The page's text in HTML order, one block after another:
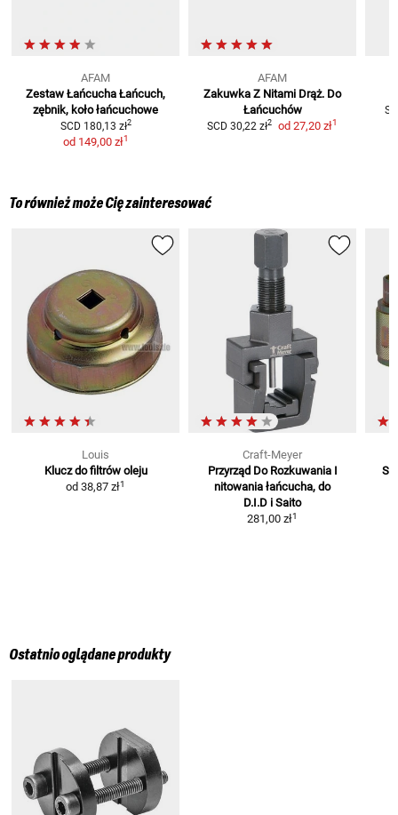
AFAM
Zestaw Łańcucha Łańcuch,
zębnik, koło łańcuchowe
SCD 180,13 zł2
od 149,00 zł1
AFAM
Zakuwka Z Nitami Drąż. Do
Łańcuchów
SCD 30,22 zł2 od 27,20 zł1
To również może Cię zainteresować
Louis
Klucz do filtrów oleju
od 38,87 zł1
Craft-Meyer
Przyrząd Do Rozkuwania I
nitowania łańcucha, do
D.I.D i Saito
281,00 zł1
Ostatnio oglądane produkty